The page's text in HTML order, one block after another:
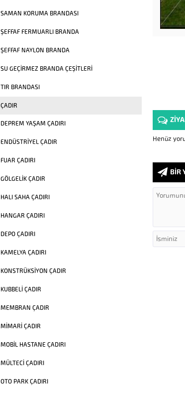
Henüz
BİR
SAMAN KORUMA BRANDASI
ŞEFFAF FERMUARLI BRANDA
ŞEFFAF NAYLON BRANDA
SU GEÇIRMEZ BRANDA ÇEŞITLERI
TIR BRANDASI
ÇADIR
DEPREM YAŞAM ÇADIRI
ENDÜSTRIYEL ÇADIR
FUAR ÇADIRI
GÖLGELIK ÇADIR
HALI SAHA ÇADIRI
HANGAR ÇADIRI
DEPO ÇADIRI
KAMELYA ÇADIRI
KONSTRÜKSIYON ÇADIR
KUBBELI ÇADIR
MEMBRAN ÇADIR
MIMARI ÇADIR
MOBIL HASTANE ÇADIRI
MÜLTECI ÇADIRI
OTO PARK ÇADIRI